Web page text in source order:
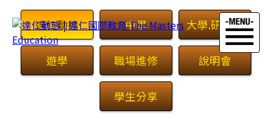
達仁動態 中學 大學.研究所
遊學 職場進修 說明會
學生分享